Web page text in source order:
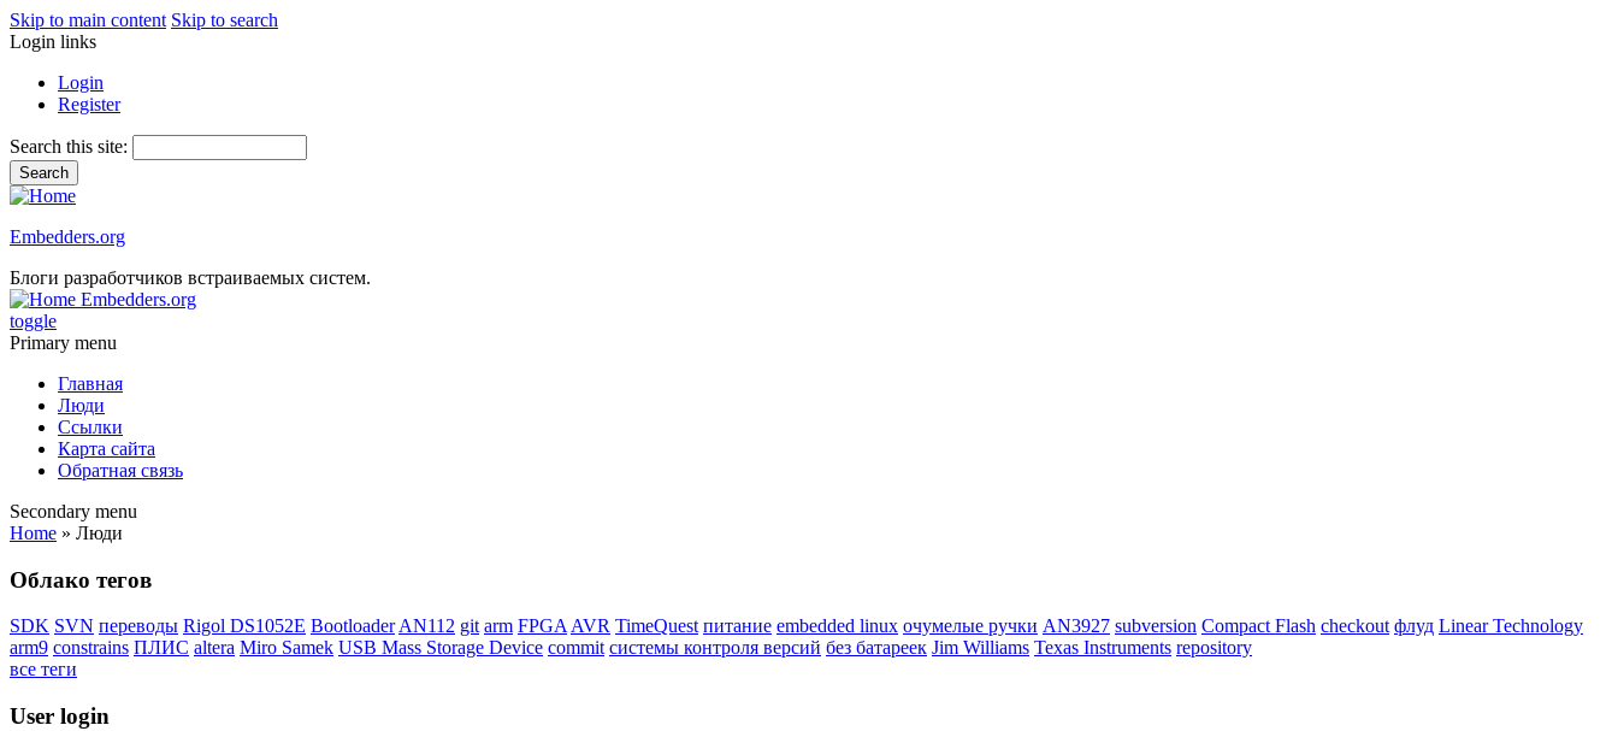
Skip to main content Skip to search
Login links
Login
Register
Search this site:
Embedders.org
Блоги разработчиков встраиваемых систем.
Embedders.org
toggle
Primary menu
Главная
Люди
Ссылки
Карта сайта
Обратная связь
Secondary menu
Home » Люди
Облако тегов
SDK SVN переводы Rigol DS1052E BootloaderAN112 git arm FPGAAVR TimeQuest питание embedded linux очумелые ручки AN3927 subversion Compact Flash checkout флуд Linear Technology
arm9 constrains ПЛИС altera Miro Samek USB Mass Storage Device commit системы контроля версий без батареек Jim Williams Texas Instruments repository
все теги
User login